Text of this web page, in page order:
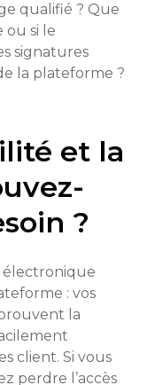
qualifié ? Que
ou si le
signatures
la plateforme ?
et la
?
électronique
: vos
la
client. Si vous
perdre l’accès